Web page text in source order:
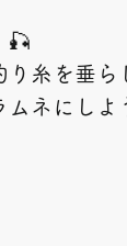
🎣
糸を垂ら
ムネにし